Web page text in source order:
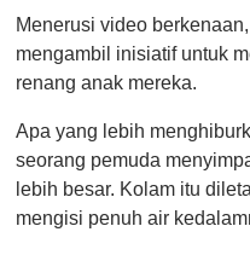
Menerusi video
mengambil inisiatif untuk
renang anak mereka.
Apa yang lebih
seorang pemuda
lebih besar. Kolam itu
mengisi penuh air